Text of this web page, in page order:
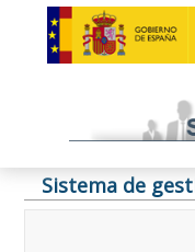
Sistema de